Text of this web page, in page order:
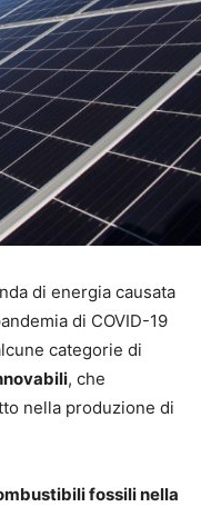
di energia causata
di COVID-19
categorie di
, che
nella produzione di
fossili nella